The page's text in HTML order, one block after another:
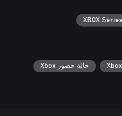
XBOX
حالة حضور Xbox